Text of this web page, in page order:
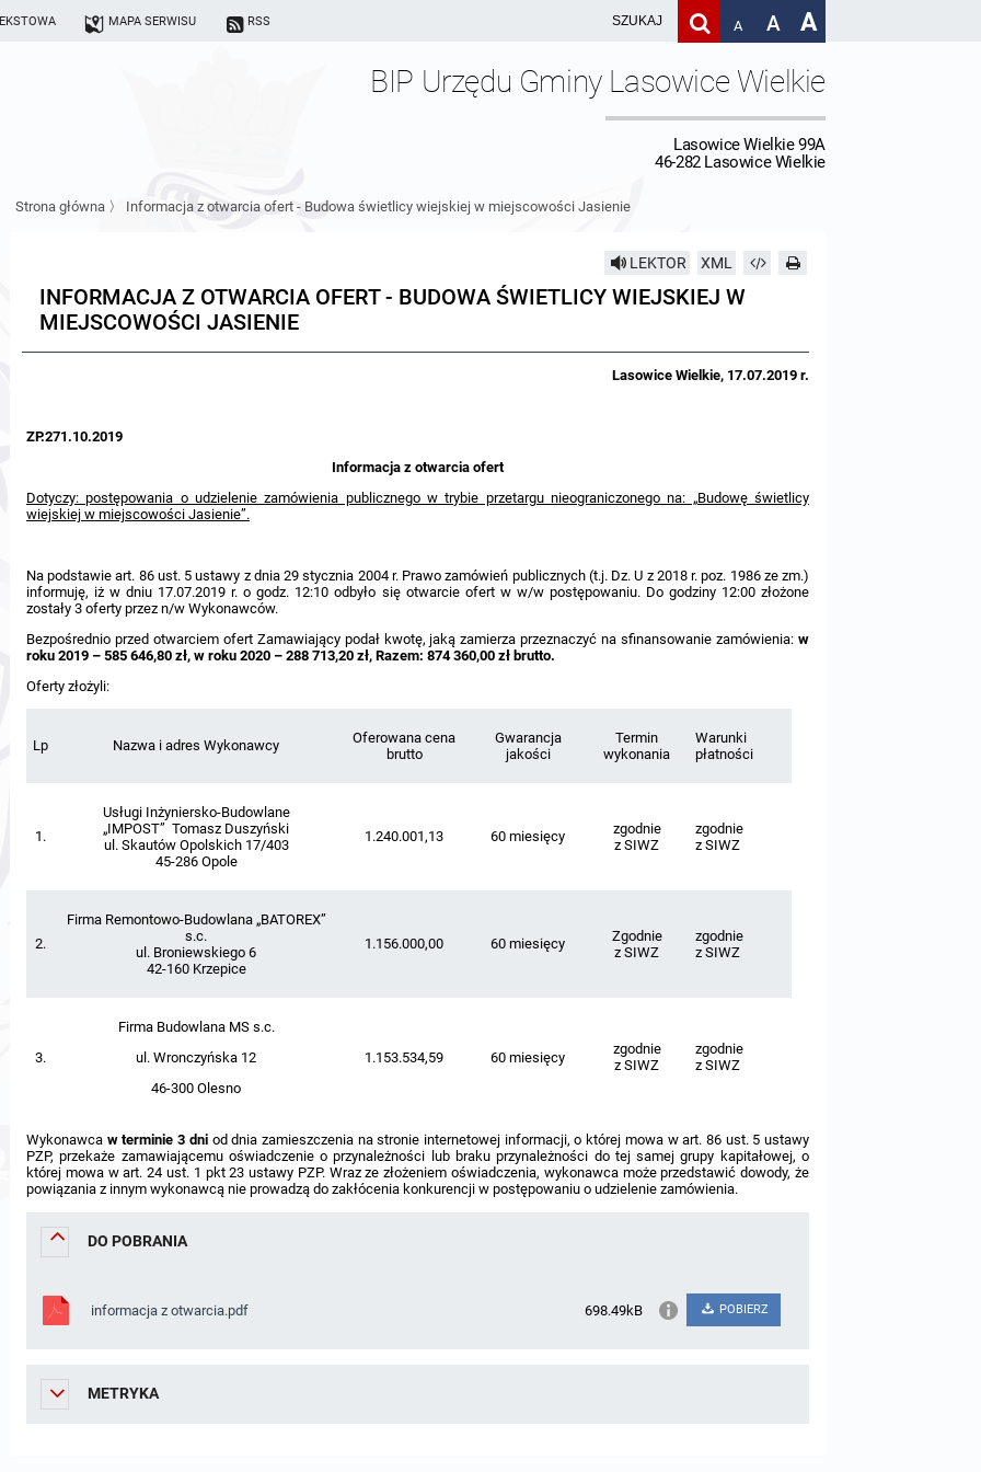
MAPA SERWISU RSS A A A
BIP Urzędu Gminy Lasowice Wielkie
Lasowice Wielkie 99A
46-282 Lasowice Wielkie
Strona główna 〉 Informacja z otwarcia ofert - Budowa świetlicy wiejskiej w miejscowości Jasienie
LEKTOR XML
INFORMACJA Z OTWARCIA OFERT - BUDOWA ŚWIETLICY WIEJSKIEJ W
MIEJSCOWOŚCI JASIENIE
Lasowice Wielkie, 17.07.2019 r.
ZP.271.10.2019
Informacja z otwarcia ofert
Dotyczy: postępowania o udzielenie zamówienia publicznego w trybie przetargu nieograniczonego na: „Budowę świetlicy
wiejskiej w miejscowości Jasienie”.
Na podstawie art. 86 ust. 5 ustawy z dnia 29 stycznia 2004 r. Prawo zamówień publicznych (t.j. Dz. U z 2018 r. poz. 1986 ze zm.)
informuję, iż w dniu 17.07.2019 r. o godz. 12:10 odbyło się otwarcie ofert w w/w postępowaniu. Do godziny 12:00 złożone
zostały 3 oferty przez n/w Wykonawców.
Bezpośrednio przed otwarciem ofert Zamawiający podał kwotę, jaką zamierza przeznaczyć na sfinansowanie zamówienia: w
roku 2019 – 585 646,80 zł, w roku 2020 – 288 713,20 zł, Razem: 874 360,00 zł brutto.
Oferty złożyli:
Lp Nazwa i adres Wykonawcy
Oferowana cena
brutto
Gwarancja
jakości
Termin
wykonania
Warunki
płatności
1.
Usługi Inżyniersko-Budowlane
„IMPOST” Tomasz Duszyński
ul. Skautów Opolskich 17/403
45-286 Opole
1.240.001,13 60 miesięcy
zgodnie
z SIWZ
zgodnie
z SIWZ
2.
Firma Remontowo-Budowlana „BATOREX”
s.c.
ul. Broniewskiego 6
42-160 Krzepice
1.156.000,00 60 miesięcy
Zgodnie
z SIWZ
zgodnie
z SIWZ
3.
Firma Budowlana MS s.c.
ul. Wronczyńska 12
46-300 Olesno
1.153.534,59 60 miesięcy
zgodnie
z SIWZ
zgodnie
z SIWZ
Wykonawca w terminie 3 dniod dnia zamieszczenia na stronie internetowej informacji, o której mowa w art. 86 ust. 5 ustawy
PZP, przekaże zamawiającemu oświadczenie o przynależności lub braku przynależności do tej samej grupy kapitałowej, o
której mowa w art. 24 ust. 1 pkt 23 ustawy PZP. Wraz ze złożeniem oświadczenia, wykonawca może przedstawić dowody, że
powiązania z innym wykonawcą nie prowadzą do zakłócenia konkurencji w postępowaniu o udzielenie zamówienia.
DO POBRANIA
informacja z otwarcia.pdf 698.49kB POBIERZ
METRYKA